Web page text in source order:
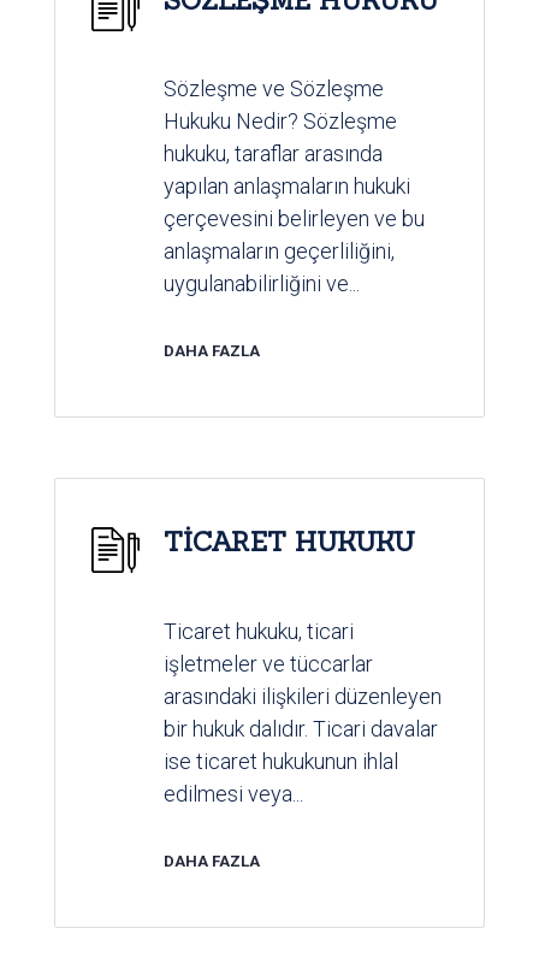
Sözleşme ve Sözleşme
Hukuku Nedir? Sözleşme
hukuku, taraflar arasında
yapılan anlaşmaların hukuki
çerçevesini belirleyen ve bu
anlaşmaların geçerliliğini,
uygulanabilirliğini ve...
DAHA FAZLA
TİCARET HUKUKU
Ticaret hukuku, ticari
işletmeler ve tüccarlar
arasındaki ilişkileri düzenleyen
bir hukuk dalıdır. Ticari davalar
ise ticaret hukukunun ihlal
edilmesi veya...
DAHA FAZLA